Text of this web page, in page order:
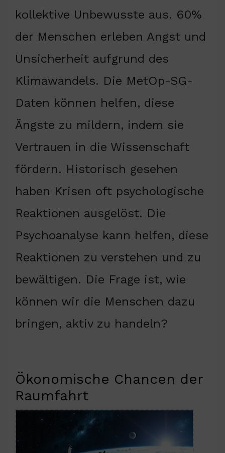
kollektive Unbewusste aus. 60%
der Menschen erleben Angst und
Unsicherheit aufgrund des
Klimawandels. Die MetOp-SG-
Daten können helfen, diese
Ängste zu mildern, indem sie
Vertrauen in die Wissenschaft
fördern. Historisch gesehen
haben Krisen oft psychologische
Reaktionen ausgelöst. Die
Psychoanalyse kann helfen, diese
Reaktionen zu verstehen und zu
bewältigen. Die Frage ist, wie
können wir die Menschen dazu
bringen, aktiv zu handeln?
Ökonomische Chancen der
Raumfahrt